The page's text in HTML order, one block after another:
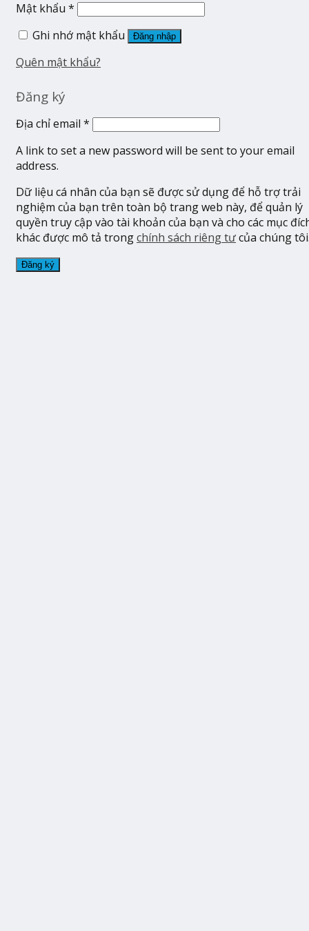
Mật khẩu *
Ghi nhớ mật khẩu
Đăng nhập
Quên mật khẩu?
Đăng ký
Địa chỉ email *
A link to set a new password will be sent to your email
address.
Dữ liệu cá nhân của bạn sẽ được sử dụng để hỗ trợ trải
nghiệm của bạn trên toàn bộ trang web này, để quản lý
quyền truy cập vào tài khoản của bạn và cho các mục
khác được mô tả trongchính sách riêng tưcủa chúng
Đăng ký